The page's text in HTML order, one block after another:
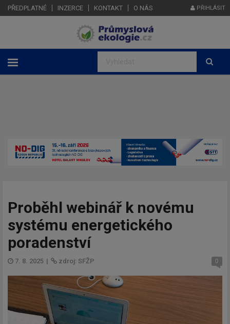
PŘEDPLATNÉ INZERCE KONTAKT O NÁS PŘIHLÁSIT
Proběhl webinář k novému
systému energetického
poradenství
7. 8. 2025 | zdroj: SFŽP 0